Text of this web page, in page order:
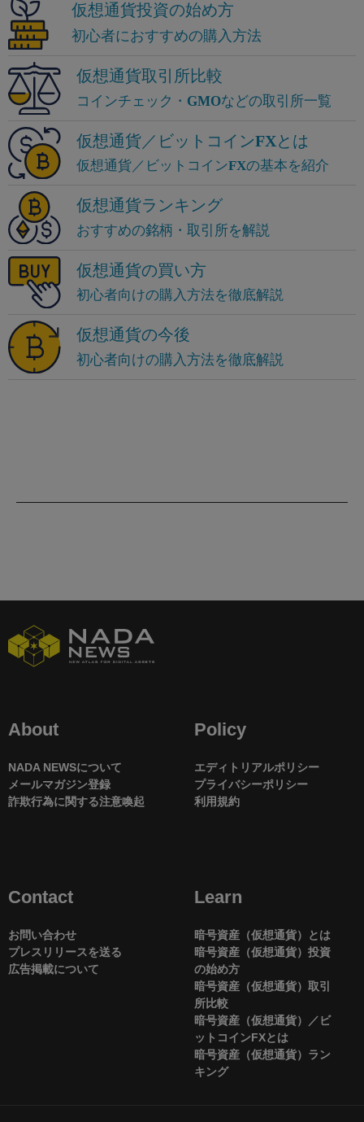
About
NADA NEWSについて
メールマガジン登録
詐欺行為に関する注意喚起
Policy
エディトリアルポリシー
プライバシーポリシー
利用規約
Contact
お問い合わせ
プレスリリースを送る
広告掲載について
Learn
暗号資産（仮想通貨）とは
暗号資産（仮想通貨）投資
の始め方
暗号資産（仮想通貨）取引
所比較
暗号資産（仮想通貨）／ビ
ットコインFXとは
暗号資産（仮想通貨）ラン
キング